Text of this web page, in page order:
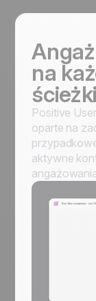
na
Positive
oparte na
aktywne